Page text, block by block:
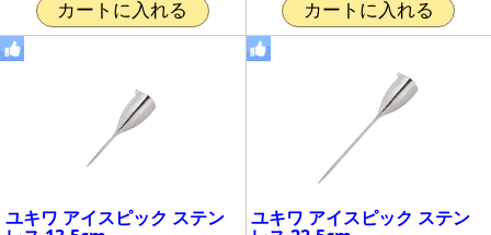
カートに入れる カートに入れる
ユキワ アイスピック ステン ユキワ アイスピック ステン